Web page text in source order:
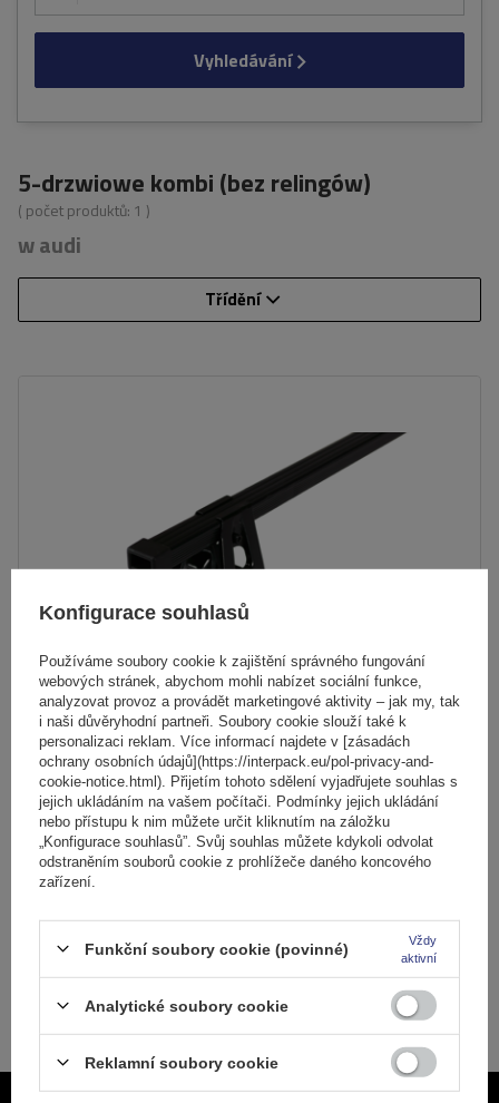
Vyhledávání
5-drzwiowe kombi (bez relingów)
( počet produktů: 1 )
w audi
Třídění
Střešní nosič Mont Blanc Supra 2
2 189,00 Kčs DPH
Produkt dostupný ve velkém množství
Přidat
do
košíku
Konfigurace souhlasů
Používáme soubory cookie k zajištění správného fungování
webových stránek, abychom mohli nabízet sociální funkce,
analyzovat provoz a provádět marketingové aktivity – jak my, tak
i naši důvěryhodní partneři. Soubory cookie slouží také k
personalizaci reklam. Více informací najdete v [zásadách
ochrany osobních údajů](https://interpack.eu/pol-privacy-and-
cookie-notice.html). Přijetím tohoto sdělení vyjadřujete souhlas s
jejich ukládáním na vašem počítači. Podmínky jejich ukládání
nebo přístupu k nim můžete určit kliknutím na záložku
„Konfigurace souhlasů”. Svůj souhlas můžete kdykoli odvolat
odstraněním souborů cookie z prohlížeče daného koncového
zařízení.
Funkční soubory cookie (povinné)
Vždy
aktivní
Analytické soubory cookie
Reklamní soubory cookie